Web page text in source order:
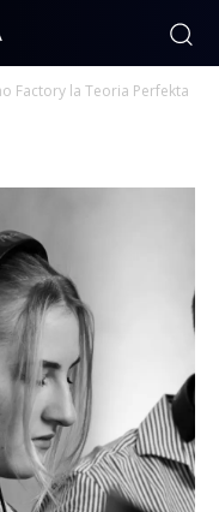
Factory la Teoria Perfekta